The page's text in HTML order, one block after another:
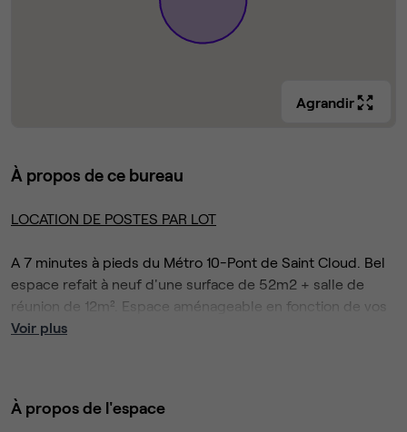
Agrandir
À propos de ce bureau
LOCATION DE POSTES PAR LOT
A 7 minutes à pieds du Métro 10-Pont de Saint Cloud. Bel
espace refait à neuf d'une surface de 52m2 + salle de
réunion de 12m². Espace aménageable en fonction de vos
besoins en postes de travail.
Voir plus
À propos de l'espace